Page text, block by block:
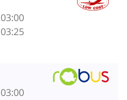
03:00
03:25
03:00